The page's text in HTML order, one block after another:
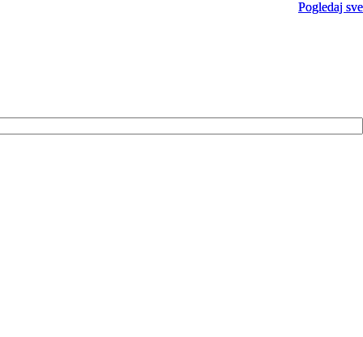
Pogledaj sve
Pogledaj sve